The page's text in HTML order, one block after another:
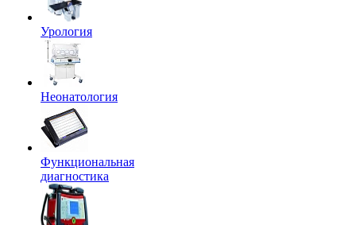
Урология
Неонатология
Функциональная
диагностика